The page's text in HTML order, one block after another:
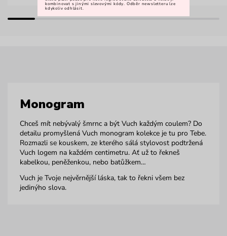
Monogram
Chceš mít nebývalý šmrnc a být Vuch každým coulem? Do
detailu promyšlená Vuch monogram kolekce je tu pro Tebe.
Rozmazli se kouskem, ze kterého sálá stylovost podtržená
Vuch logem na každém centimetru. Ať už to řekneš
kabelkou, peněženkou, nebo batůžkem…
Vuch je Tvoje nejvěrnější láska, tak to řekni všem bez
jedinýho slova.
kombinovat s jinými slevovými kódy. Odběr newsletteru lze
kdykoliv odhlásit.